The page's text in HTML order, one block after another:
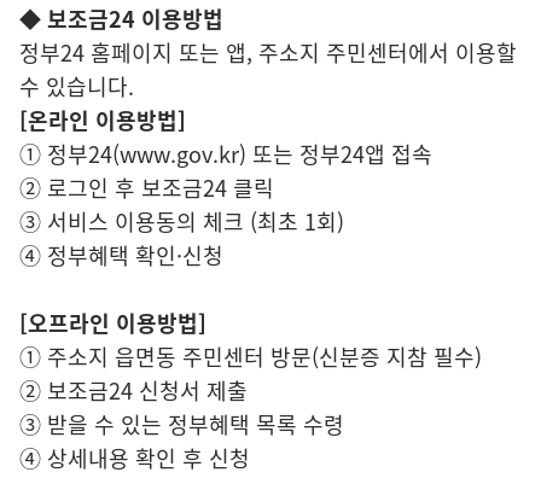
◆보조금24 이용방법
정부24 홈페이지 또는 앱, 주소지 주민센터에서 이용할
수 있습니다.
[온라인 이용방법]
① 정부24(www.gov.kr) 또는 정부24앱 접속
② 로그인 후 보조금24 클릭
③ 서비스 이용동의 체크 (최초 1회)
④ 정부혜택 확인·신청
[오프라인 이용방법]
① 주소지 읍면동 주민센터 방문(신분증 지참 필수)
② 보조금24 신청서 제출
③ 받을 수 있는 정부혜택 목록 수령
④ 상세내용 확인 후 신청